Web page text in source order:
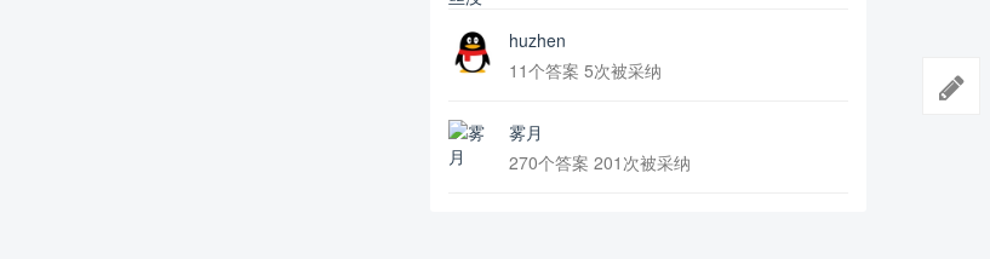
huzhen
11个答案 5次被采纳
雾月
270个答案 201次被采纳